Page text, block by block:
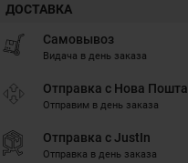
ДОСТАВКА
Самовывоз
Видача в день заказа
Отправка с Нова Пошта
Отправим в день заказа
Отправка с JustIn
Отправка в день заказа